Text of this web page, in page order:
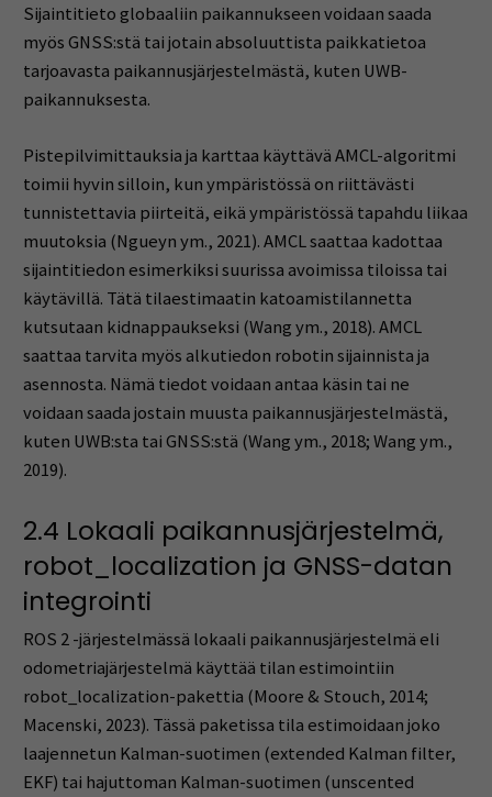
Sijaintitieto globaaliin paikannukseen voidaan saada
myös GNSS:stä tai jotain absoluuttista paikkatietoa
tarjoavasta paikannusjärjestelmästä, kuten UWB-
paikannuksesta.
Pistepilvimittauksia ja karttaa käyttävä AMCL-algoritmi
toimii hyvin silloin, kun ympäristössä on riittävästi
tunnistettavia piirteitä, eikä ympäristössä tapahdu liikaa
muutoksia (Ngueyn ym., 2021). AMCL saattaa kadottaa
sijaintitiedon esimerkiksi suurissa avoimissa tiloissa tai
käytävillä. Tätä tilaestimaatin katoamistilannetta
kutsutaan kidnappaukseksi (Wang ym., 2018). AMCL
saattaa tarvita myös alkutiedon robotin sijainnista ja
asennosta. Nämä tiedot voidaan antaa käsin tai ne
voidaan saada jostain muusta paikannusjärjestelmästä,
kuten UWB:sta tai GNSS:stä (Wang ym., 2018; Wang ym.,
2019).
2.4 Lokaali paikannusjärjestelmä,
robot_localization ja GNSS-datan
integrointi
ROS 2 -järjestelmässä lokaali paikannusjärjestelmä eli
odometriajärjestelmä käyttää tilan estimointiin
robot_localization-pakettia (Moore & Stouch, 2014;
Macenski, 2023). Tässä paketissa tila estimoidaan joko
laajennetun Kalman-suotimen (extended Kalman filter,
EKF) tai hajuttoman Kalman-suotimen (unscented